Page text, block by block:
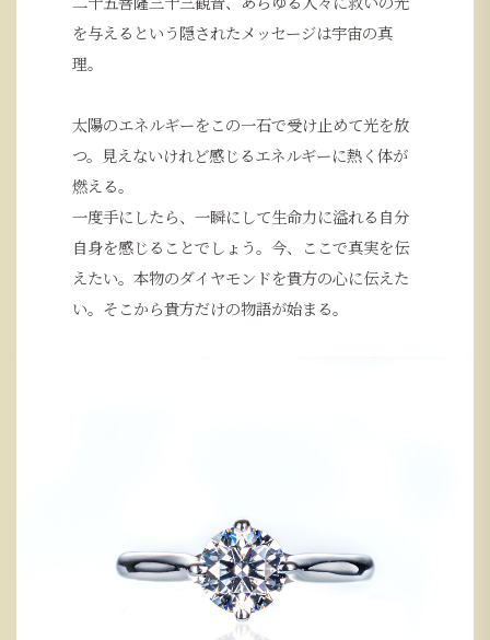
を与えるという隠されたメッセージは宇宙の真
理。
太陽のエネルギーをこの一石で受け止めて光を放
つ。見えないけれど感じるエネルギーに熱く体が
燃える。
一度手にしたら、一瞬にして生命力に溢れる自分
自身を感じることでしょう。今、ここで真実を伝
えたい。本物のダイヤモンドを貴方の心に伝えた
い。そこから貴方だけの物語が始まる。